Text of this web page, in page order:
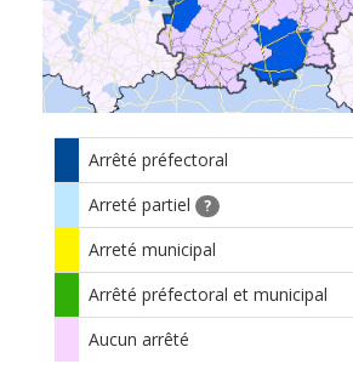
Arrêté préfectoral
Arreté partiel
?
Arreté municipal
Arrêté préfectoral et municipal
Aucun arrêté